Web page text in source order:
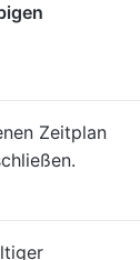
Zeitplan